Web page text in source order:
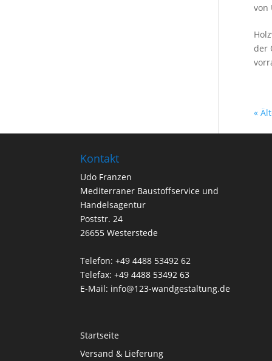
von
der
«
Kontakt
Udo Franzen
Mediterraner Baustoffservice und
Handelsagentur
Poststr. 24
26655 Westerstede
Telefon: +49 4488 53492 62
Telefax: +49 4488 53492 63
E-Mail: info@123-wandgestaltung.de
Startseite
Versand & Lieferung